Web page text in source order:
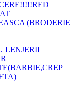
(BRODERIE
LENJERII